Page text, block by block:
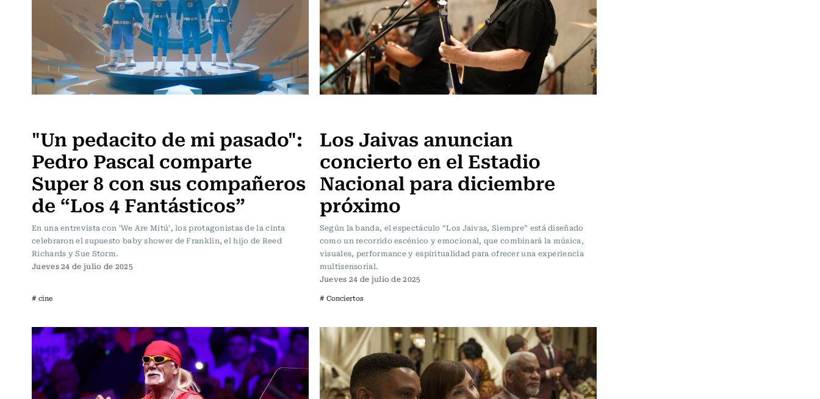
"Un pedacito de mi pasado":
Pedro Pascal comparte
Super 8 con sus compañeros
de “Los 4 Fantásticos”
En una entrevista con 'We Are Mitú', los protagonistas de la cinta
celebraron el supuesto baby shower de Franklin, el hijo de Reed
Richards y Sue Storm.
Jueves 24 de julio de 2025
# cine
Los Jaivas anuncian
concierto en el Estadio
Nacional para diciembre
próximo
Según la banda, el espectáculo “Los Jaivas, Siempre” está diseñado
como un recorrido escénico y emocional, que combinará la música,
visuales, performance y espiritualidad para ofrecer una experiencia
multisensorial.
Jueves 24 de julio de 2025
# Conciertos